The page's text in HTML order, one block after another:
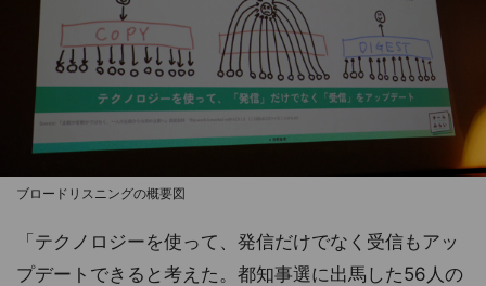
ブロードリスニングの概要図
「テクノロジーを使って、発信だけでなく受信もアッ
プデートできると考えた。都知事選に出馬した56人の